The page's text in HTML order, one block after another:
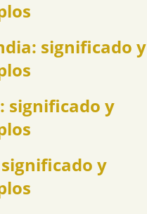
significado y
significado y
y